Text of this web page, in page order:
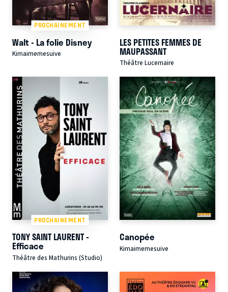
PROCHAINEMENT
Walt - La folie Disney
Kimaimemesuive
LES PETITES FEMMES DE
MAUPASSANT
Théâtre Lucernaire
PROCHAINEMENT
TONY SAINT LAURENT -
Efficace
Théâtre des Mathurins (Studio)
Canopée
Kimaimemesuive